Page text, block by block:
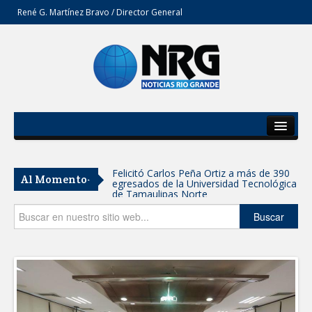
René G. Martínez Bravo / Director General
Del Estado
Secciones
Opinión
Al Momento- Felicitó Carlos Peña Ortiz a más de 390
egresados de la Universidad Tecnológica
de Tamaulipas Norte
GOBIERNO DE CARMEN LILIA
GARANTIZAR UN MEJOR SERVICIO DE
AGUA POTABLE
Facilita DIF Tamaulipas trámite de
credencial y placas de circulación para
personas con discapacidad
Buscar